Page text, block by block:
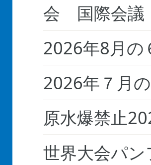
会 国際会議
2026年8月の
2026年７月
原水爆禁止
世界大会パ